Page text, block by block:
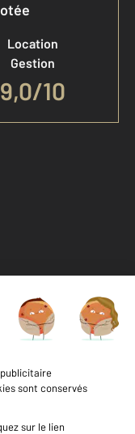
Location
Gestion
9,0/10